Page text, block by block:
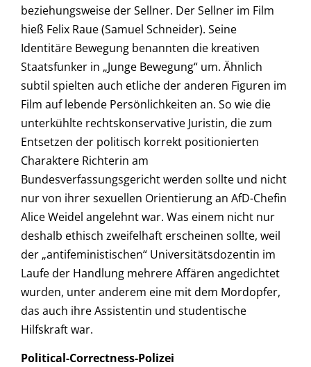
beziehungsweise der Sellner. Der Sellner im Film
hieß Felix Raue (Samuel Schneider). Seine
Identitäre Bewegung benannten die kreativen
Staatsfunker in „Junge Bewegung“ um. Ähnlich
subtil spielten auch etliche der anderen Figuren im
Film auf lebende Persönlichkeiten an. So wie die
unterkühlte rechtskonservative Juristin, die zum
Entsetzen der politisch korrekt positionierten
Charaktere Richterin am
Bundesverfassungsgericht werden sollte und nicht
nur von ihrer sexuellen Orientierung an AfD-Chefin
Alice Weidel angelehnt war. Was einem nicht nur
deshalb ethisch zweifelhaft erscheinen sollte, weil
der „antifeministischen“ Universitätsdozentin im
Laufe der Handlung mehrere Affären angedichtet
wurden, unter anderem eine mit dem Mordopfer,
das auch ihre Assistentin und studentische
Hilfskraft war.
Political-Correctness-Polizei